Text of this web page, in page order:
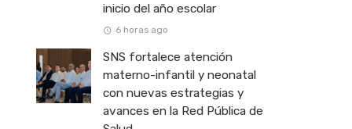
inicio del año escolar
6 horas ago
SNS fortalece atención
materno-infantil y neonatal
con nuevas estrategias y
avances en la Red Pública de